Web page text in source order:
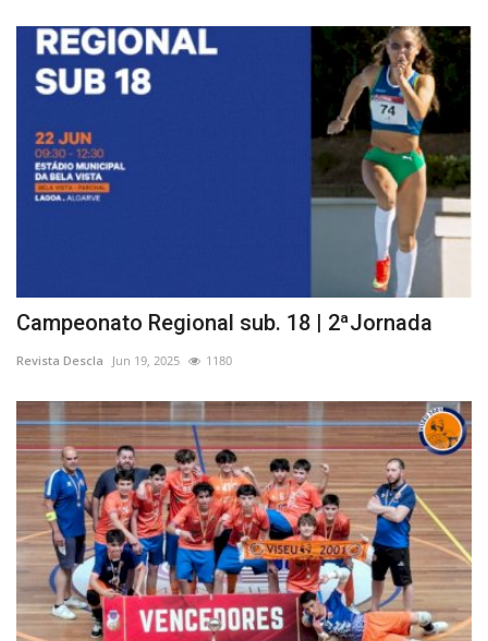
Campeonato Regional sub. 18 | 2ªJornada
Revista Descla Jun 19, 2025 1180